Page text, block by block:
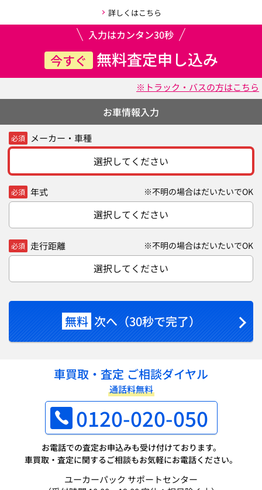
詳しくはこちら
入力はカンタン30秒
今すぐ 無料査定申し込み
※トラック・バスの方はこちら
お車情報入力
必須 メーカー・車種
選択してください
必須 年式 ※不明の場合はだいたいでOK
選択してください
必須 走行距離 ※不明の場合はだいたいでOK
選択してください
無料 次へ（30秒で完了）
車買取・査定 ご相談ダイヤル
通話料無料
0120-020-050
お電話での査定お申込みも受け付けております。
車買取・査定に関するご相談もお気軽にお電話ください。
ユーカーパック サポートセンター